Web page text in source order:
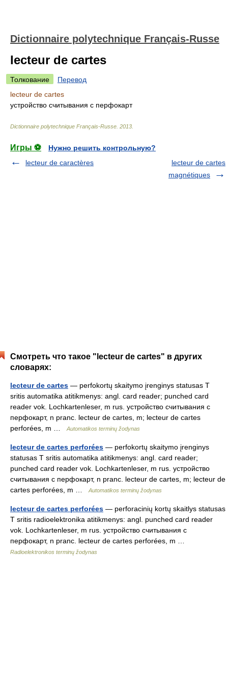
Dictionnaire polytechnique Français-Russe
lecteur de cartes
Толкование
Перевод
lecteur de cartes
устройство считывания с перфокарт
Dictionnaire polytechnique Français-Russe 2013
Игры ⚽
Нужно решить контрольную?
lecteur de caractères
lecteur de cartes
magnétiques
Смотреть что такое "lecteur de cartes" в других
словарях:
lecteur de cartes — perfokortų skaitymo įrenginys statusas T
sritis automatika atitikmenys: angl. card reader; punched card
reader vok. Lochkartenleser, m rus. устройство считывания с
перфокарт, n pranc. lecteur de cartes, m; lecteur de cartes
perforées, m …
Automatikos terminų žodynas
lecteur de cartes perforées — perfokortų skaitymo įrenginys
statusas T sritis automatika atitikmenys: angl. card reader;
punched card reader vok. Lochkartenleser, m rus. устройство
считывания с перфокарт, n pranc. lecteur de cartes, m; lecteur de
cartes perforées, m …
Automatikos terminų žodynas
lecteur de cartes perforées — perforacinių kortų skaitlys statusas
T sritis radioelektronika atitikmenys: angl. punched card reader
vok. Lochkartenleser, m rus. устройство считывания с
перфокарт, n pranc. lecteur de cartes perforées, m …
Radioelektronikos terminų žodynas